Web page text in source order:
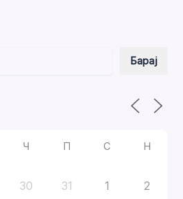
Барај
Ч П С Н
30 31 1 2